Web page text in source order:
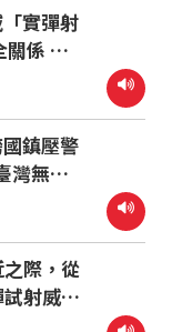
實彈射
鎮壓警
主化樞
際，從
射威脅
產業